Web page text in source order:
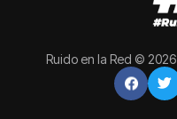
Ruido en la Red ©